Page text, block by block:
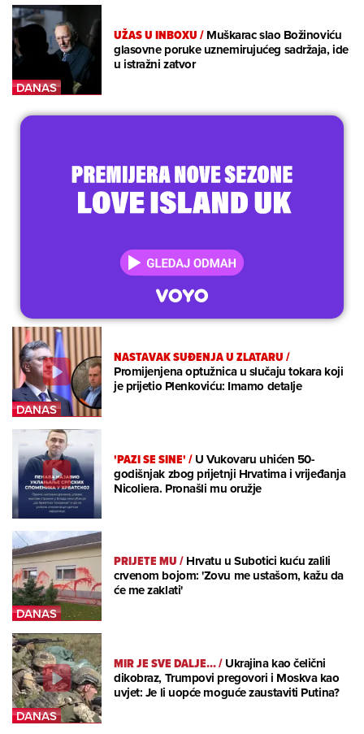
UŽAS U INBOXU/Muškarac slao Božinoviću
glasovne poruke uznemirujućeg sadržaja, ide
u istražni zatvor
NASTAVAK SUĐENJA U ZLATARU/
Promijenjena optužnica u slučaju tokara koji
je prijetio Plenkoviću: Imamo detalje
'PAZI SE SINE'/U Vukovaru uhićen 50-
godišnjak zbog prijetnji Hrvatima i vrijeđanja
Nicoliera. Pronašli mu oružje
PRIJETE MU/Hrvatu u Subotici kuću zalili
crvenom bojom: 'Zovu me ustašom, kažu da
će me zaklati'
MIR JE SVE DALJE.../Ukrajina kao čelični
dikobraz, Trumpovi pregovori i Moskva kao
uvjet: Je li uopće moguće zaustaviti Putina?